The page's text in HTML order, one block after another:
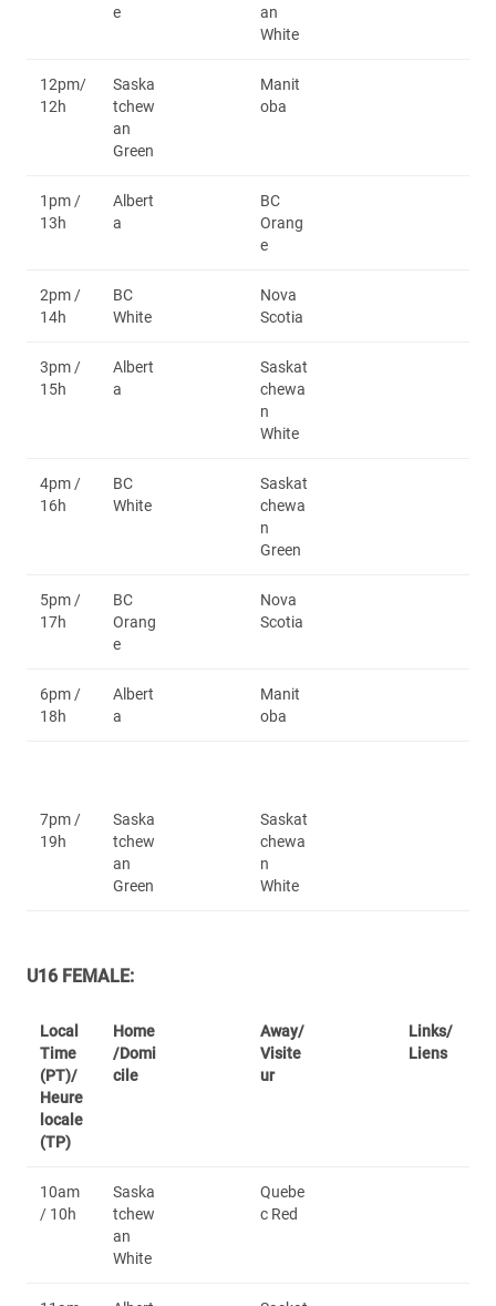
e
an
White
12pm/
12h
Saska
tchew
an
Green
Manit
oba
1pm /
13h
Albert
a
BC
Orang
e
2pm /
14h
BC
White
Nova
Scotia
3pm /
15h
Albert
a
Saskat
chewa
n
White
4pm /
16h
BC
White
Saskat
chewa
n
Green
5pm /
17h
BC
Orang
e
Nova
Scotia
6pm /
18h
Albert
a
Manit
oba
7pm /
19h
Saska
tchew
an
Green
Saskat
chewa
n
White
U16 FEMALE:
Local
Time
(PT)/
Heure
locale
(TP)
Home
/Domi
cile
Away/
Visite
ur
Links/
Liens
10am
/ 10h
Saska
tchew
an
White
Quebe
c Red